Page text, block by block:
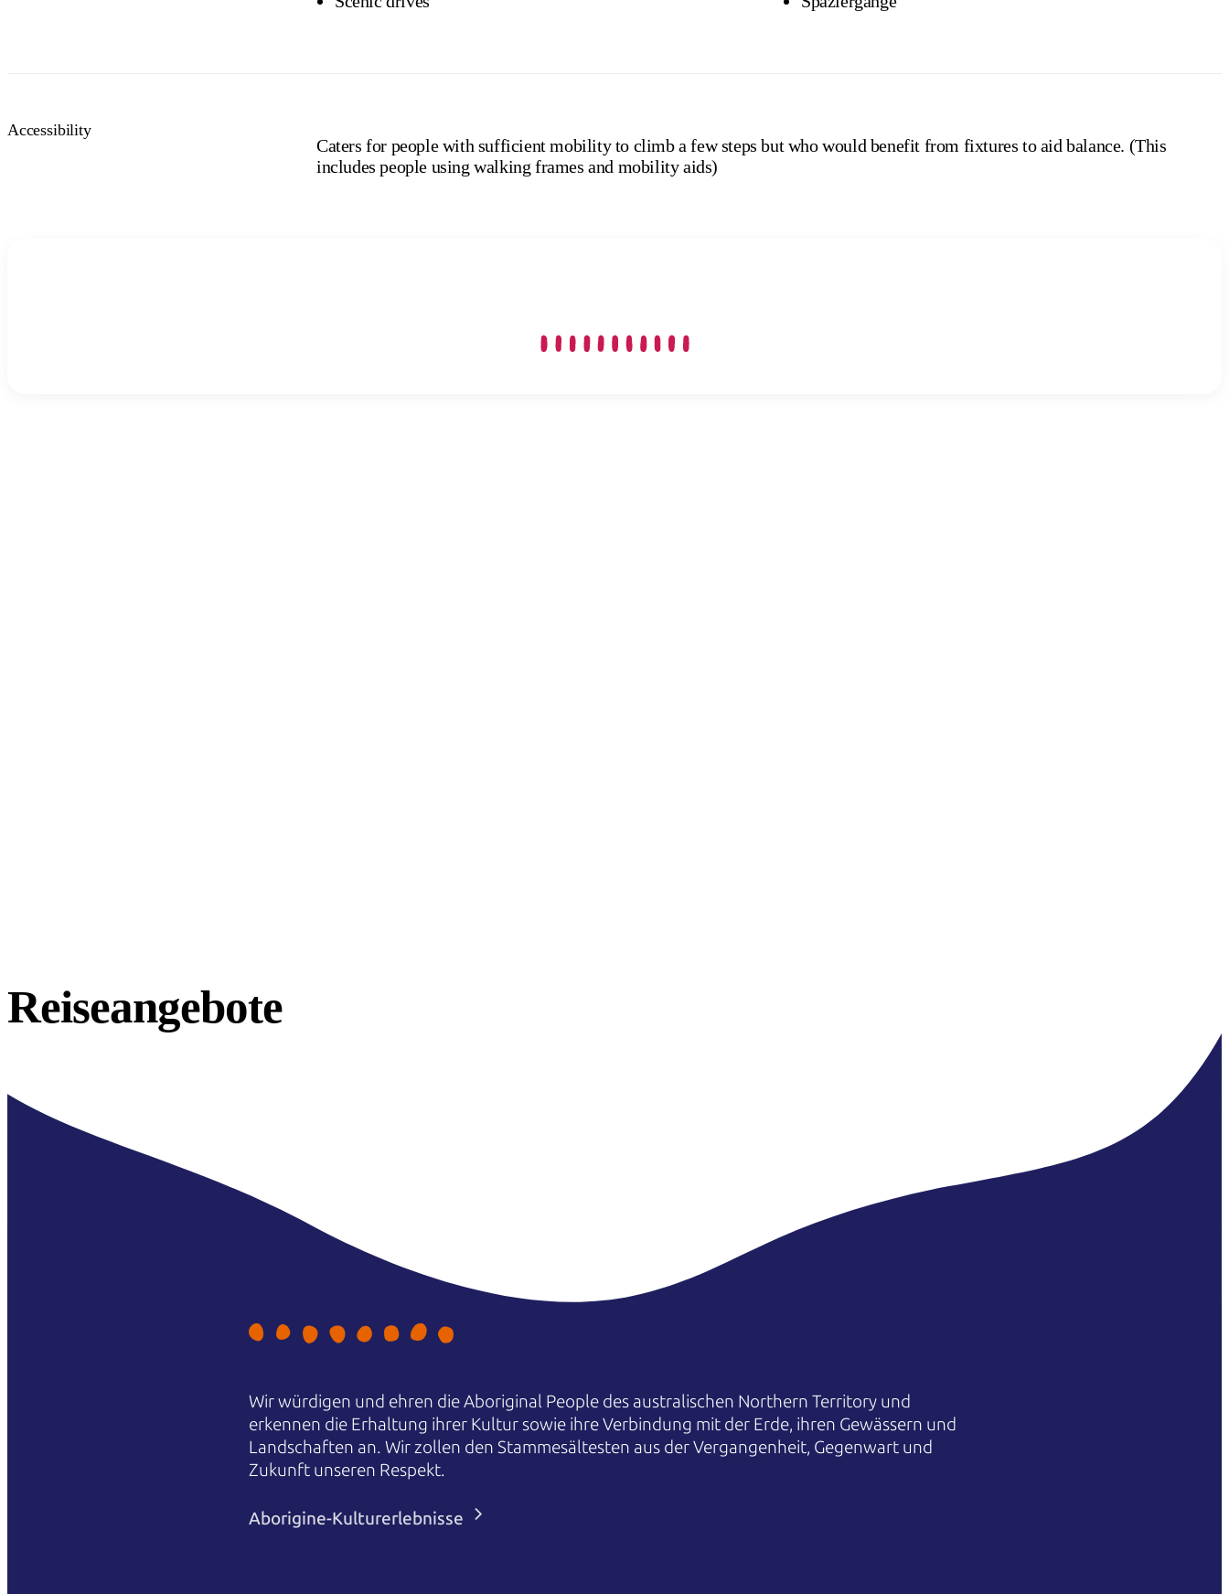
Accessibility
Caters for people with sufficient mobility to climb a few steps but who would benefit from fixtures to aid balance. (This
includes people using walking frames and mobility aids)
Reiseangebote
Wir würdigen und ehren die Aboriginal People des australischen Northern Territory und
erkennen die Erhaltung ihrer Kultur sowie ihre Verbindung mit der Erde, ihren Gewässern und
Landschaften an. Wir zollen den Stammesältesten aus der Vergangenheit, Gegenwart und
Zukunft unseren Respekt.
Aborigine-Kulturerlebnisse